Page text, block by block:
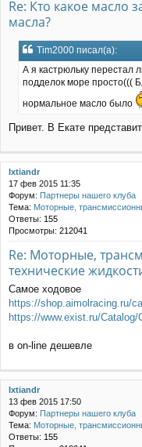
Re: Кто какое масло
масла?
Tim2000 писал(а):
А я кастрюльку перестал
подделок море просто(((
нормальное масло было
Привет. В Екате
Ixtiandr
17 фев 2015 11:35
Форум: Партнеры нашего клуба
Тема: Моторные,
Ответы: 155
Просмотры: 212041
Re: Моторные,
технические
Самое ходовое
https://shop.aimolracing.ru/
https://www.exist.ru/
в on-line дешевле
Ixtiandr
13 фев 2015 17:50
Форум: Партнеры нашего клуба
Тема: Моторные,
Ответы: 155